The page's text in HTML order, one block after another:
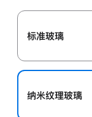
标准玻璃
纳米纹理玻璃